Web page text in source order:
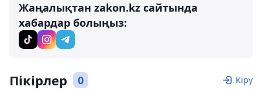
Жаңалықтан zakon.kz сайтында
хабардар болыңыз:
Пікірлер 0 Кіру